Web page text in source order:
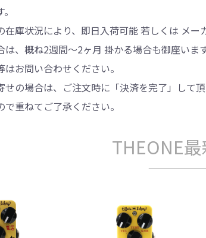
在庫状況により、即日入荷可能 若しくは メ
は、概ね2週間～2ヶ月 掛かる場合も御座います
はお問い合わせください。
せの場合は、ご注文時に「決済を完了」して
で重ねてご了承ください。
THEONE